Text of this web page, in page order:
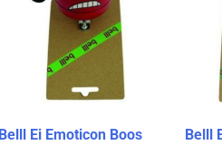
Belll Ei Emoticon Boos
Belll